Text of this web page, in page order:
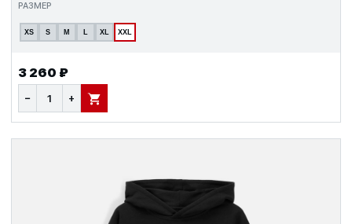
РАЗМЕР
XS S M L XL XXL
3 260 ₽
− + В КОРЗИНУ